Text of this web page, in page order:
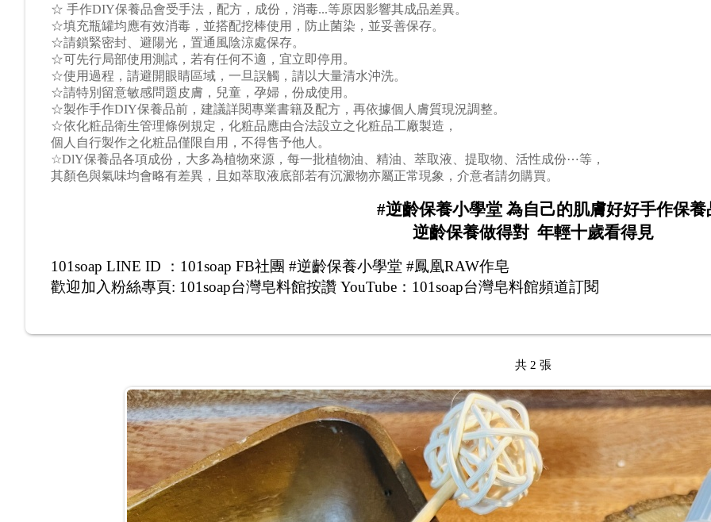
☆ 手作DIY保養品會受手法，配方，成份，消毒...等原因影響其成品差異。
☆填充瓶罐均應有效消毒，並搭配挖棒使用，防止菌染，並妥善保存。
☆請鎖緊密封、避陽光，置通風陰涼處保存。
☆可先行局部使用測試，若有任何不適，宜立即停用。
☆使用過程，請避開眼睛區域，一旦誤觸，請以大量清水沖洗。
☆請特別留意敏感問題皮膚，兒童，孕婦，份成使用。
☆製作手作DIY保養品前，建議詳閱專業書籍及配方，再依據個人膚質現況調整。
☆依化粧品衛生管理條例規定，化粧品應由合法設立之化粧品工廠製造，
個人自行製作之化粧品僅限自用，不得售予他人。
☆DlY保養品各項成份，大多為植物來源，每一批植物油、精油、萃取液、提取物、活性成份⋯等，
其顏色與氣味均會略有差異，且如萃取液底部若有沉澱物亦屬正常現象，介意者請勿購買。
#逆齡保養小學堂 為自己的肌膚好好手作保養
逆齡保養做得對 年輕十歲看得見
101soap LINE ID
：101soap FB社團 #逆齡保養小學堂 #鳳凰RAW作皂
歡迎加入粉絲專頁: 101soap台灣皂料館按讚 YouTube：101soap台灣皂料館頻道訂閱
共 2 張